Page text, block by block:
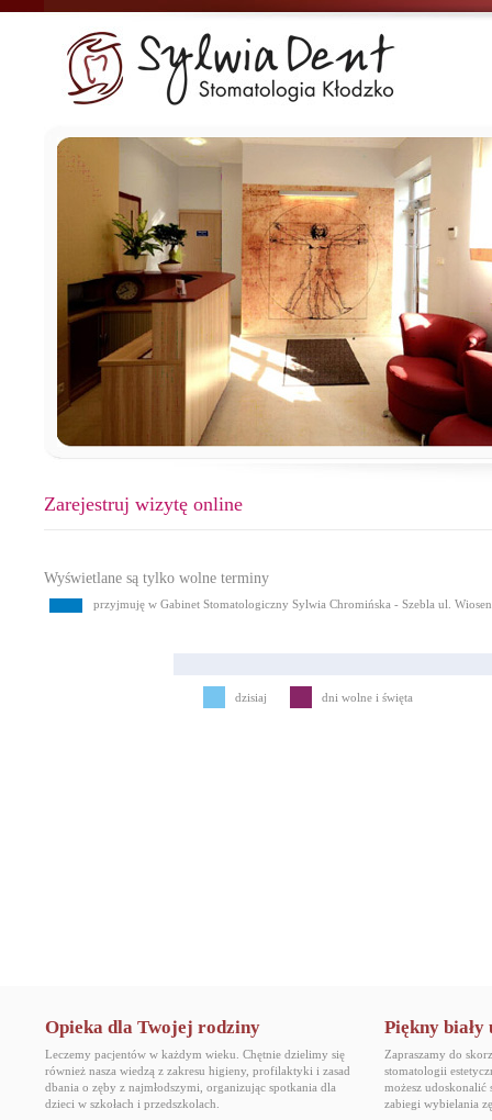
Zarejestruj wizytę online
Wyświetlane są tylko wolne terminy
przyjmuję w Gabinet Stomatologiczny Sylwia Chromińska - Szebla ul.
dzisiaj dni wolne i święta
Opieka dla Twojej rodziny
Leczemy pacjentów w każdym wieku. Chętnie dzielimy się
również nasza wiedzą z zakresu higieny, profilaktyki i zasad
dbania o zęby z najmłodszymi, organizując spotkania dla
dzieci w szkołach i przedszkolach.
Piękny biały
Zapraszamy do
stomatologii
możesz udoskonalić
zabiegi wybielania